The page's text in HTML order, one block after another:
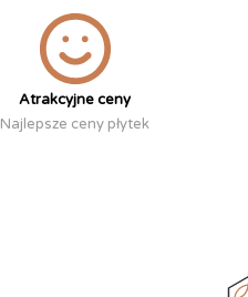
Atrakcyjne ceny
Najlepsze ceny płytek